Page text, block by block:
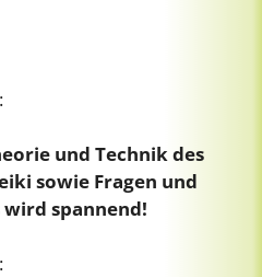
und Technik des
sowie Fragen und
spannend!